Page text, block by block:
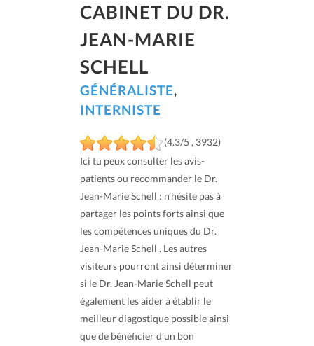
CABINET DU DR.
JEAN-MARIE
SCHELL
GÉNÉRALISTE,
INTERNISTE
(4.3/5 , 3932)
Ici tu peux consulter les avis-
patients ou recommander le Dr.
Jean-Marie Schell : n’hésite pas à
partager les points forts ainsi que
les compétences uniques du Dr.
Jean-Marie Schell . Les autres
visiteurs pourront ainsi déterminer
si le Dr. Jean-Marie Schell peut
également les aider à établir le
meilleur diagostique possible ainsi
que de bénéficier d’un bon